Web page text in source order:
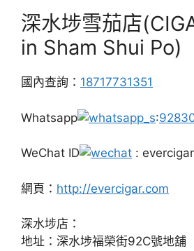
深水埗雪茄店
in Sham Shui Po)
國內查詢： 18717731351
Whatsapp :
WeChat ID : evercigar
網頁： http://evercigar.com
深水埗店：
地址：深水埗福榮街92C號地舖